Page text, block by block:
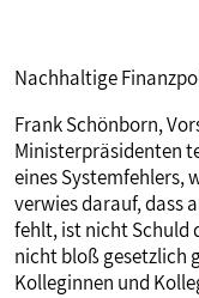
Nachhaltige
Frank Schönborn,
Ministerpräsidenten
eines Systemfehlers,
verwies darauf, dass
fehlt, ist nicht Schuld
nicht bloß gesetzlich
Kolleginnen und